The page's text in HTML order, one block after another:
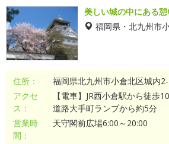
美しい城の中にある
福岡県・北九州市
住所：
福岡県北九州市小倉北区城内2-
アクセ
ス：
【電車】JR西小倉駅から徒歩
道路大手町ランプから約5分
営業時
間：
天守閣前広場6:00～20:00